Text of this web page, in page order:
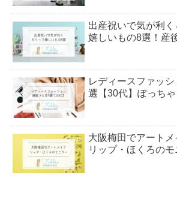
出産祝いで気が利
嬉しいもの8選！産
レディースファッ
選【30代】ぽっち
大阪梅田でアートメ
リップ・ほくろのモ